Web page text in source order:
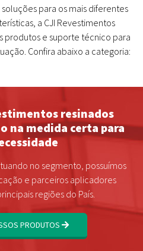
para os mais diferentes
a CJI Revestimentos
produtos e suporte técnico para
Confira abaixo a categoria:
resinados
na medida certa para
no segmento, possuímos
e parceiros aplicadores
regiões do País.
PRODUTOS